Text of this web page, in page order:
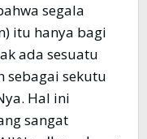
segala
itu hanya bagi
sebagai sekutu
Hal ini
sangat